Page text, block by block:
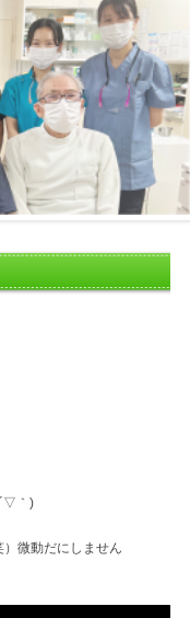
｀)
微動だにしません